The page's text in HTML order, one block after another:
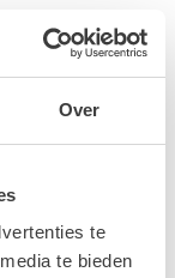
Over
te
te bieden
Menu